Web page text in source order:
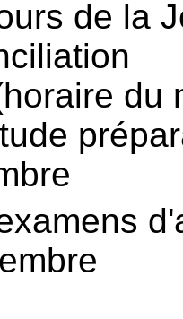
de la
du